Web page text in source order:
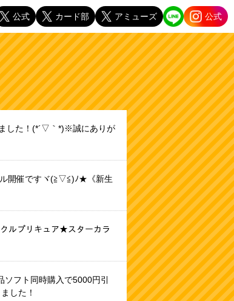
公式 カード部 アミューズ 公式
した！(*´▽｀*)※誠にありが
開催ですヾ(≧▽≦)ﾉ★《新生
ルプリキュア★スターカラ
フト同時購入で5000円引
した！